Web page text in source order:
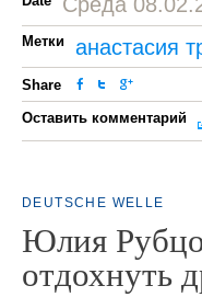
Метки анастасия
Share
Оставить комментарий
DEUTSCHE WELLE
Юлия
отдохнуть